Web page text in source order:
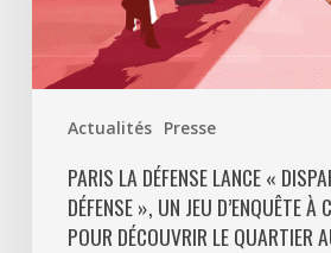
Actualités Presse
d’enquête
à
ciel
découvrir
quartier
PARIS LA DÉFENSE LANCE «
DÉFENSE », UN JEU D’ENQUÊTE À
POUR DÉCOUVRIR LE QUARTIER